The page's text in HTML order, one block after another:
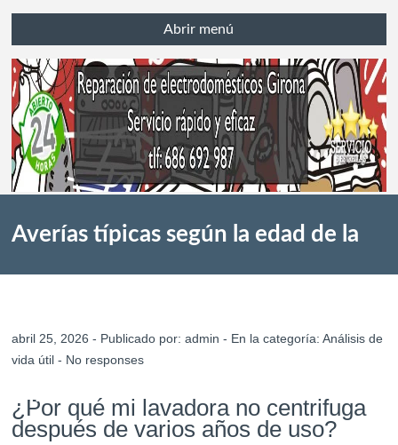
Abrir menú
Averías típicas según la edad de la
Girona
abril 25, 2026 - Publicado por:admin - En la categoría:Análisis de
vida útil - No responses
¿Por qué mi lavadora no centrifuga
después de varios años de uso?